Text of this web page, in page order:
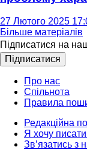
27 Лютого 2025
Більше матеріалів
Підписатися на
Підписатися
Про нас
Спільнота
Правила
Редакційна
Я хочу
Зв’язатись з